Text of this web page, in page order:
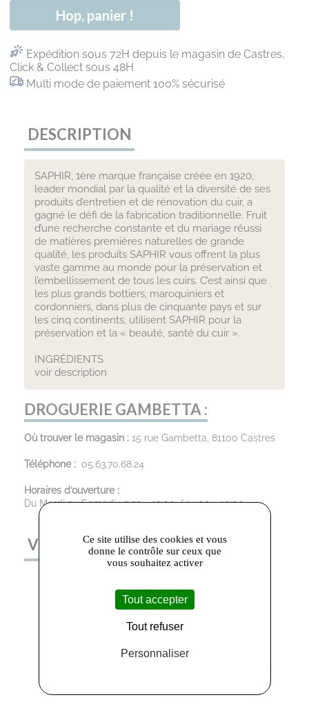
Hop, panier !
Expédition sous 72H depuis le magasin de Castres,
Click & Collect sous 48H
Multi mode de paiement 100% sécurisé
DESCRIPTION
SAPHIR, 1ère marque française créée en 1920,
leader mondial par la qualité et la diversité de ses
produits d’entretien et de rénovation du cuir, a
gagné le défi de la fabrication traditionnelle. Fruit
d’une recherche constante et du mariage réussi
de matières premières naturelles de grande
qualité, les produits SAPHIR vous offrent la plus
vaste gamme au monde pour la préservation et
l’embellissement de tous les cuirs. C’est ainsi que
les plus grands bottiers, maroquiniers et
cordonniers, dans plus de cinquante pays et sur
les cinq continents, utilisent SAPHIR pour la
préservation et la « beauté, santé du cuir ».
INGRÉDIENTS
voir description
DROGUERIE GAMBETTA :
Où trouver le magasin : 15 rue Gambetta, 81100 Castres
Téléphone : 05.63.70.68.24
Horaires d’ouverture :
Du Mardi au Samedi : 9:30 - 12:00 / 14:00 - 19:00
VOUS AIMEREZ AUSSI
Ce site utilise des cookies et vous
donne le contrôle sur ceux que
vous souhaitez activer
Tout accepter
Tout refuser
Personnaliser